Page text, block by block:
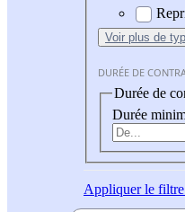
Voir plus de
DURÉE DE
Durée de
Durée
Appliquerle filtre